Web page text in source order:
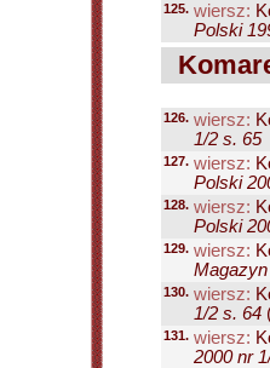
125. wiersz:
Polski
126. wiersz:
1/2 s. 65
127. wiersz:
Polski
128. wiersz:
Polski
129. wiersz:
130. wiersz:
1/2 s. 64
131. wiersz:
2000 nr